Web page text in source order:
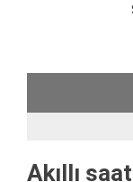
Akıllı